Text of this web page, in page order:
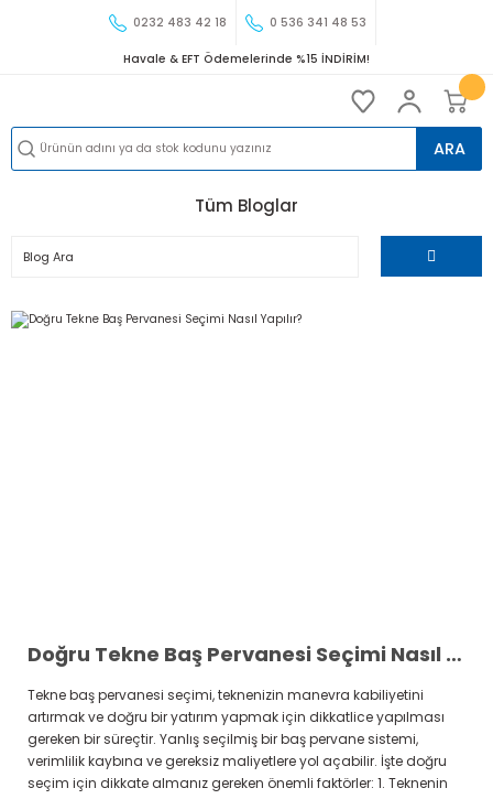
0232 483 42 18 0 536 341 48 53
Havale & EFT Ödemelerinde %15 İNDİRİM!
ARA
Tüm Bloglar
Doğru Tekne Baş Pervanesi Seçimi Nasıl Yapılır?
Tekne baş pervanesi seçimi, teknenizin manevra kabiliyetini
artırmak ve doğru bir yatırım yapmak için dikkatlice yapılması
gereken bir süreçtir. Yanlış seçilmiş bir baş pervane sistemi,
verimlilik kaybına ve gereksiz maliyetlere yol açabilir. İşte doğru
seçim için dikkate almanız gereken önemli faktörler: 1. Teknenin